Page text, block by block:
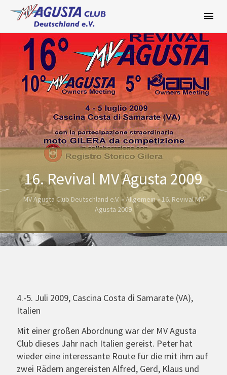
Inhalt
springen
16. Revival MV Agusta 2009
MV Agusta Club Deutschland e.V.» Allgemein»16. Revival MV
Agusta 2009
4.-5. Juli 2009, Cascina Costa di Samarate (VA),
Italien
Mit einer großen Abordnung war der MV Agusta
Club dieses Jahr nach Italien gereist. Peter hat
wieder eine interessante Route für die mit ihm auf
zwei Rädern angereisten Alfred, Gerd, Klaus und